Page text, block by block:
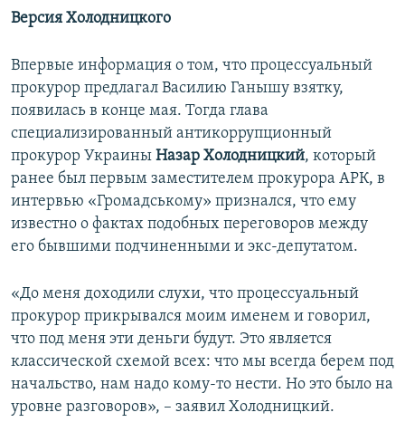
Версия Холодницкого
Впервые информация о том, что процессуальный
прокурор предлагал Василию Ганышу взятку,
появилась в конце мая. Тогда глава
специализированный антикоррупционный
прокурор Украины Назар Холодницкий, который
ранее был первым заместителем прокурора АРК, в
интервью «Громадському» признался, что ему
известно о фактах подобных переговоров между
его бывшими подчиненными и экс-депутатом.
«До меня доходили слухи, что процессуальный
прокурор прикрывался моим именем и говорил,
что под меня эти деньги будут. Это является
классической схемой всех: что мы всегда берем под
начальство, нам надо кому-то нести. Но это было на
уровне разговоров», – заявил Холодницкий.